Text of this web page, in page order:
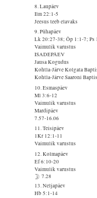
8. Laupäev
Ilm 22:1-5
Jeesus teeb elavaks
9. Pühapäev
Lk 20:27-38; Õp 1:1-7; Ps
Vaimulik varustus
ISADEPÄEV
Jausa Kogudus
Kohtla-Järve Kolgata
Kohtla-Järve Saaroni
10. Esmaspäev
Ml 3:6-12
Vaimulik varustus
Mardipäev
7.57-16.06
11. Teisipäev
1Kr 12:1-11
Vaimulik varustus
12. Kolmapäev
Ef 6:10-20
Vaimulik varustus
7.28
13. Neljapäev
Hb 5:1-14